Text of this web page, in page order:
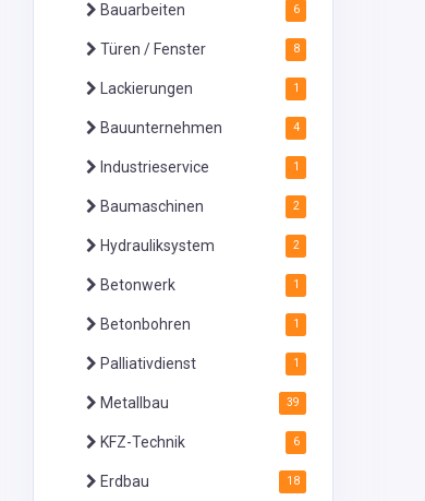
Bauarbeiten 6
Türen / Fenster 8
Lackierungen 1
Bauunternehmen 4
Industrieservice 1
Baumaschinen 2
Hydrauliksystem 2
Betonwerk 1
Betonbohren 1
Palliativdienst 1
Metallbau 39
KFZ-Technik 6
Erdbau 18